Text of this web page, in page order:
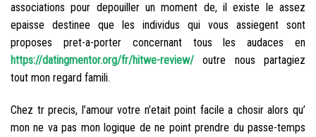
associations pour depouiller un moment de, il existe le assez
epaisse destinee que les individus qui vous assiegent sont
proposes pret-a-porter concernant tous les audaces en
https://datingmentor.org/fr/hitwe-review/ outre nous partagiez
tout mon regard famili.
Chez tr precis, l’amour votre n’etait point facile a chosir alors qu’
mon ne va pas mon logique de ne point prendre du passe-temps